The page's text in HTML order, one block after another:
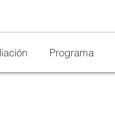
Programa